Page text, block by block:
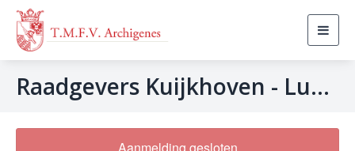
Raadgevers Kuijkhoven - Lunchcollege